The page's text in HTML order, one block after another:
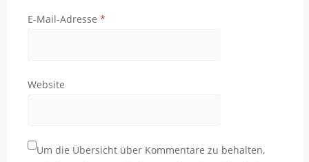
E-Mail-Adresse *
Website
Um die Übersicht über Kommentare zu behalten,